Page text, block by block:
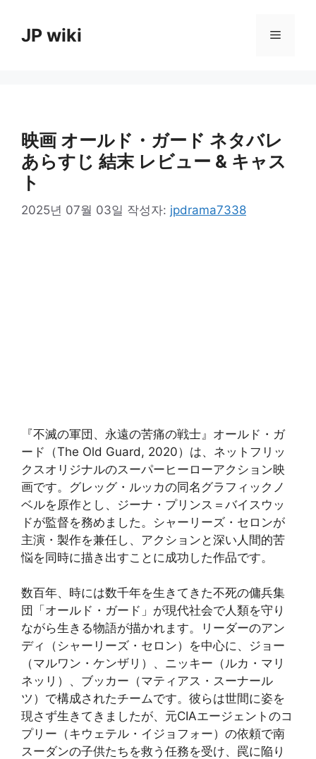
JP wiki 메
映画 オールド・ガード ネタバレ
あらすじ 結末 レビュー & キャス
ト
2025년 07월 03일 작성자: jpdrama7338
『不滅の軍団、永遠の苦痛の戦士』オールド・ガ
ード（The Old Guard, 2020）は、ネットフリッ
クスオリジナルのスーパーヒーローアクション映
画です。グレッグ・ルッカの同名グラフィックノ
ベルを原作とし、ジーナ・プリンス＝バイスウッ
ドが監督を務めました。シャーリーズ・セロンが
主演・製作を兼任し、アクションと深い人間的苦
悩を同時に描き出すことに成功した作品です。
数百年、時には数千年を生きてきた不死の傭兵集
団「オールド・ガード」が現代社会で人類を守り
ながら生きる物語が描かれます。リーダーのアン
ディ（シャーリーズ・セロン）を中心に、ジョー
（マルワン・ケンザリ）、ニッキー（ルカ・マリ
ネッリ）、ブッカー（マティアス・スーナール
ツ）で構成されたチームです。彼らは世間に姿を
現さず生きてきましたが、元CIAエージェントのコ
プリー（キウェテル・イジョフォー）の依頼で南
スーダンの子供たちを救う任務を受け、罠に陥り